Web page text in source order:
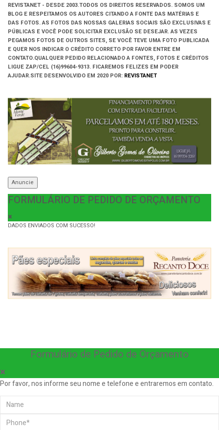
REVISTANET - DESDE 2003.TODOS OS DIREITOS RESERVADOS. SOMOS UM
BLOG E RESPEITAMOS OS AUTORES CITANDO A FONTE DAS MATÉRIAS E
DAS FOTOS. AS FOTOS DAS NOSSAS GALERIAS SOCIAIS SÃO EXCLUSIVAS E
PÚBLICAS E VOCÊ PODE SOLICITAR EXCLUSÃO SE DESEJAR. AS VEZES
PEGAMOS FOTOS DE OUTROS SITES, SE VOCÊ TEVE UMA FOTO PUBLICADA
E QUER NOS INDICAR O CRÉDITO CORRETO POR FAVOR ENTRE EM
CONTATO.QUALQUER PEDIDO RELACIONADO A FONTES, FOTOS E CRÉDITOS
LIGUE ZAP/CEL (16)99604-9313. FICAREMOS FELIZES EM PODER
AJUDAR.SITE DESENVOLVIDO EM 2020 POR: REVISTANET
Anuncie
FORMULÁRIO DE PEDIDO DE ORÇAMENTO
DADOS ENVIADOS COM SUCESSO!
Formulário de Pedido de Orçamento
Por favor, nos informe seu nome e telefone e entraremos em contato.